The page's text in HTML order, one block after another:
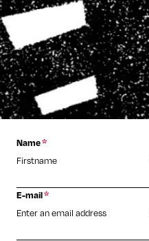
Name*
Firstname
E-mail*
Enter an email address